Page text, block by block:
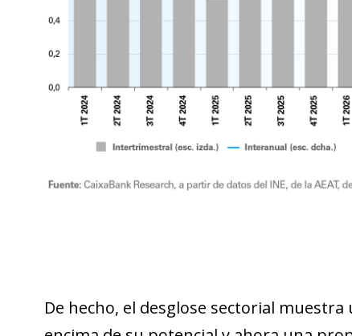
in a new window)
(opens in a new window)
De hecho, el desglose sectorial